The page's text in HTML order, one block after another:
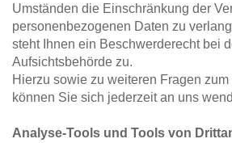
Umständen die Einschränkung der
personenbezogenen Daten zu
steht Ihnen ein Beschwerderecht bei
Aufsichtsbehörde zu.
Hierzu sowie zu weiteren Fragen
können Sie sich jederzeit an uns
Analyse-Tools und Tools von